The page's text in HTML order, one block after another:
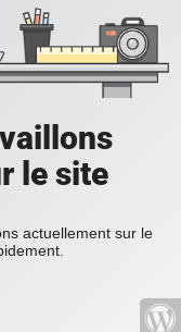
le site
actuellement sur le